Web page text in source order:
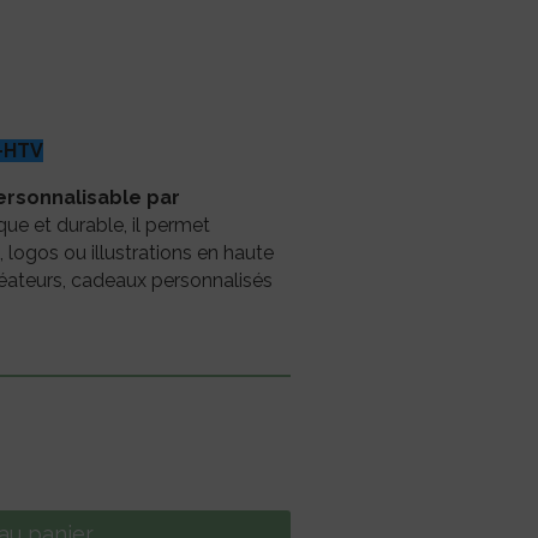
par
et durable, il permet
logos ou illustrations en haute
cadeaux personnalisés